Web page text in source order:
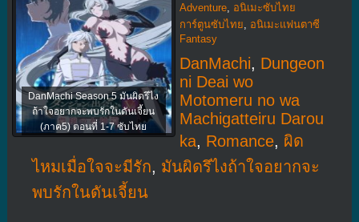
DanMachi Season 5 มันผิดรึไง
ถ้าใจอยากจะพบรักในดันเจี้ยน
(ภาค5) ตอนที่ 1-7 ซับไทย
Adventure, อนิเมะซับไทย
การ์ตูนซับไทย
อนิเมะแฟนตาซี
Fantasy
DanMachi, Dungeon
ni Deai wo
Motomeru no wa
Machigatteiru Darou
ka, Romance, ผิด
ไหมเมื่อใจจะมีรัก, มันผิดรึไงถ้าใจอยากจะ
พบรักในดันเจี้ยน